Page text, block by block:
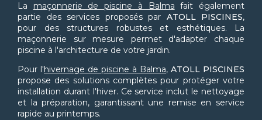
La maçonnerie de piscine à Balma fait également
partie des services proposés par ATOLL PISCINES,
pour des structures robustes et esthétiques. La
maçonnerie sur mesure permet d'adapter chaque
piscine à l'architecture de votre jardin.
Pour l'hivernage de piscine à Balma, ATOLL PISCINES
propose des solutions complètes pour protéger votre
installation durant l'hiver. Ce service inclut le nettoyage
et la préparation, garantissant une remise en service
rapide au printemps.